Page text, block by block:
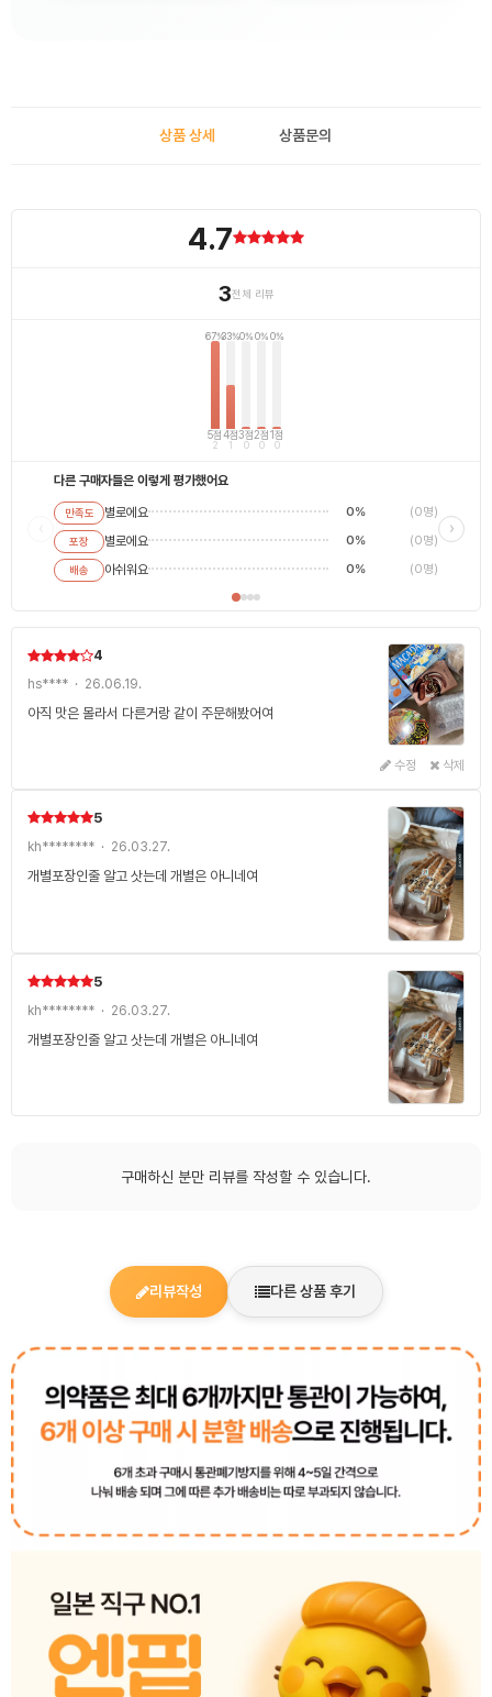
상품 상세 상품문의
4.7
3전체 리뷰
67%
5점
2
33%
4점
1
0%
3점
0
0%
2점
0
0%
1점
0
다른 구매자들은 이렇게 평가했어요
만족도 별로에요 0% (0명)
포장 별로에요 0% (0명)
배송 아쉬워요 0% (0명)
별로에
평범해
›
4
hs**** · 26.06.19.
아직 맛은 몰라서 다른거랑 같이 주문해봤어여
수정 삭제
5
kh******** · 26.03.27.
개별포장인줄 알고 삿는데 개별은 아니네여
5
kh******** · 26.03.27.
개별포장인줄 알고 삿는데 개별은 아니네여
구매하신 분만 리뷰를 작성할 수 있습니다.
리뷰작성 다른 상품 후기